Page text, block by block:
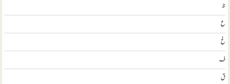
ظ
ع
غ
ف
ق